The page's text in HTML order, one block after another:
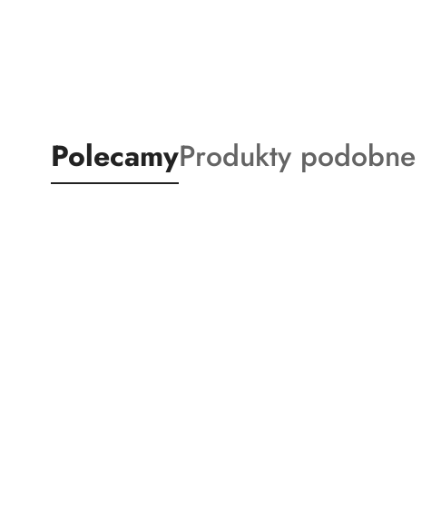
Produkty
o
PolecamyProdukty
o
Produkty podobne